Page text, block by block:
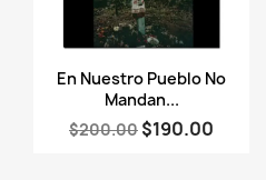
Vista rápida
En Nuestro Pueblo No
Mandan...
$200.00 $190.00